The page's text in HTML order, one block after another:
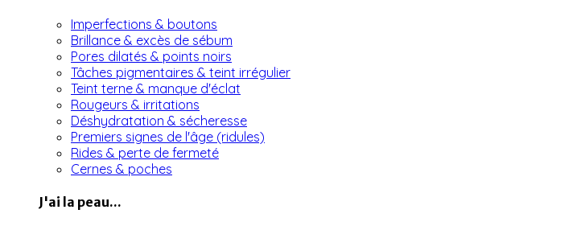
Imperfections & boutons
Brillance & excès de sébum
Pores dilatés & points noirs
Tâches pigmentaires & teint irrégulier
Teint terne & manque d'éclat
Rougeurs & irritations
Déshydratation & sécheresse
Premiers signes de l'âge (ridules)
Rides & perte de fermeté
Cernes & poches
J'ai la peau...